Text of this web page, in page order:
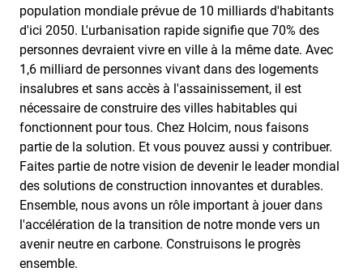
population mondiale prévue de 10 milliards d'habitants
d'ici 2050. L'urbanisation rapide signifie que 70% des
personnes devraient vivre en ville à la même date. Avec
1,6 milliard de personnes vivant dans des logements
insalubres et sans accès à l'assainissement, il est
nécessaire de construire des villes habitables qui
fonctionnent pour tous. Chez Holcim, nous faisons
partie de la solution. Et vous pouvez aussi y contribuer.
Faites partie de notre vision de devenir le leader mondial
des solutions de construction innovantes et durables.
Ensemble, nous avons un rôle important à jouer dans
l'accélération de la transition de notre monde vers un
avenir neutre en carbone. Construisons le progrès
ensemble.